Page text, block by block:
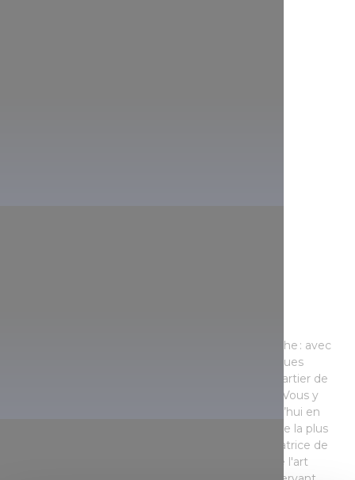
Mettez la machine à remonter le temps en marche : avec
ses maisons paysannes blanchies à la chaux, ses rues
étroites et sinueuses, ses toits de chaume, ce quartier de
Mezőkövesd est un véritable musée en plein air. Vous y
trouverez l'ancienne maison transformée aujourd’hui en
maison commémorative de Bori Kisjankó, la figure la plus
célèbre de l’art populaire Matyó, brodeuse et créatrice de
motifs, qui a également reçu le titre de maître de l'art